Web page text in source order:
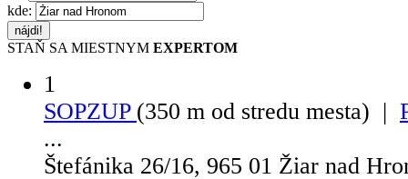
kde:
STAŇ SA MIESTNYM EXPERTOM
1
SOPZUP (350 m od stredu mesta) |
...
Štefánika 26/16, 965 01 Žiar nad